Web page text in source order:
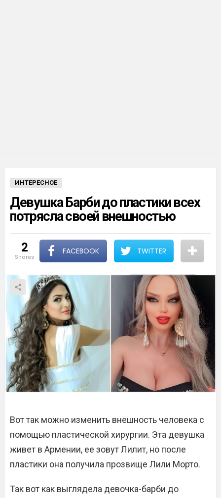
ИНТЕРЕСНОЕ
Девушка Барби до пластики всех
потрясла своей внешностью
2
shares
FACEBOOK TWITTER
Вот так можно изменить внешность человека с
помощью пластической хирургии. Эта девушка
живет в Армении, ее зовут Лилит, но после
пластики она получила прозвище Лили Морто.
Так вот как выглядела девочка-барби до